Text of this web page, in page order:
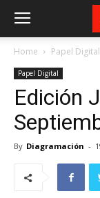
Home Papel Digital
Papel Digital
Edición
By Diagramación -